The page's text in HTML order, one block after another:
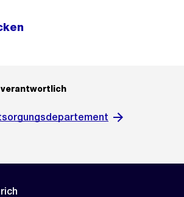
verantwortlich